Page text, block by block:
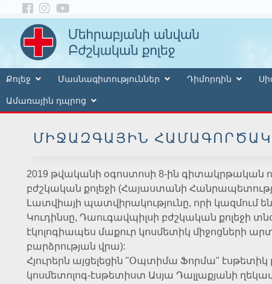
Քոլեջ Մասնագիտություններ Դիմորդին
Ամառային դպրոց
ՄԻՋԱԶԳԱՅԻՆ
2019 թվականի օգոստոսի 8-ին գիտակրթական
բժշկական քոլեջի (Հայաստանի
Լատվիայի պատվիրակությունը, որի կազմում
Կուդինսը, Դաուգավպիլսի բժշկական քոլեջի
էկոլոգիապես մաքուր կոսմետիկ միջոցների
բարձրության վրա):
Հյուրերն այցելեցին "Օպտիմա Ֆորմա"
կոսմետոլոգ-էսթետիստ Ասյա Դալլաքյանի